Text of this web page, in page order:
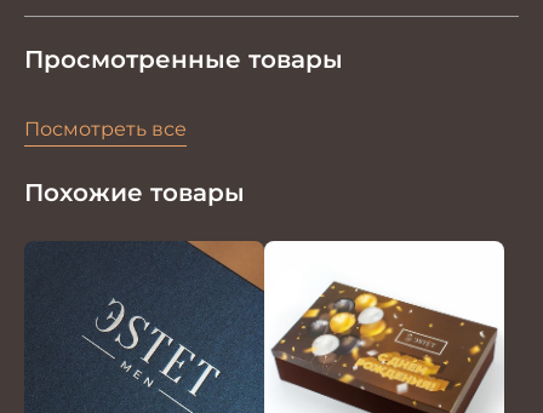
Просмотренные товары
Посмотреть все
Похожие товары